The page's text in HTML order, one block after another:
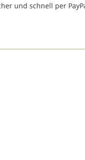
und schnell per